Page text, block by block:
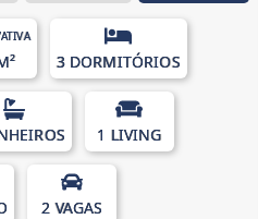
3 DORMITÓRIOS
1 LIVING
2 VAGAS